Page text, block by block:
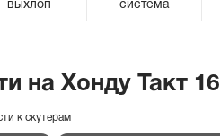
выхлоп
система
на Хонду Такт 16
к скутерам